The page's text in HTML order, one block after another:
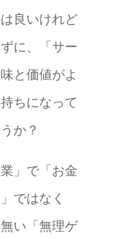
良いけれど
に、「サー
と価値がよ
ちになって
か？
」で「お金
ではなく
い「無理ゲ